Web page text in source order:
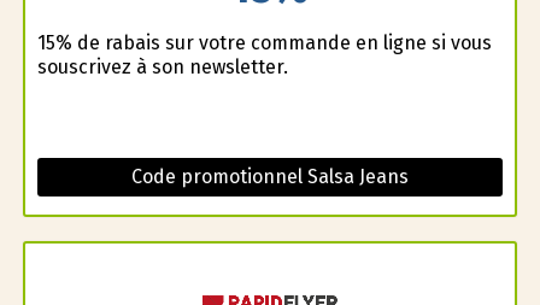
15% de rabais sur votre commande en ligne si vous
souscrivez à son newsletter.
Code promotionnel Salsa Jeans